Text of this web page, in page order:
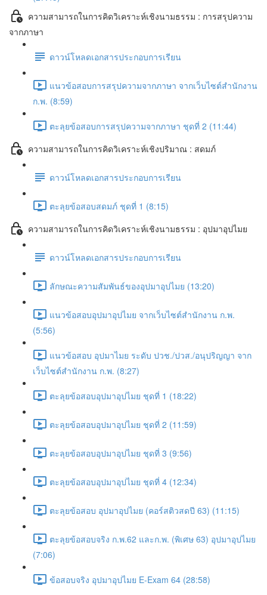
ความสามารถในการคิดวิเคราะห์เชิงนามธรรม : การสรุปความ
จากภาษา
ดาวน์โหลดเอกสารประกอบการเรียน
แนวข้อสอบการสรุปความจากภาษา จากเว็บไซต์สำนักงาน
ก.พ. (8:59)
ตะลุยข้อสอบการสรุปความจากภาษา ชุดที่ 2 (11:44)
ความสามารถในการคิดวิเคราะห์เชิงปริมาณ : สดมภ์
ดาวน์โหลดเอกสารประกอบการเรียน
ตะลุยข้อสอบสดมภ์ ชุดที่ 1 (8:15)
ความสามารถในการคิดวิเคราะห์เชิงนามธรรม : อุปมาอุปไมย
ดาวน์โหลดเอกสารประกอบการเรียน
ลักษณะความสัมพันธ์ของอุปมาอุปไมย (13:20)
แนวข้อสอบอุปมาอุปไมย จากเว็บไซต์สำนักงาน ก.พ.
(5:56)
แนวข้อสอบ อุปมาไมย ระดับ ปวช./ปวส./อนุปริญญา จาก
เว็บไซต์สำนักงาน ก.พ. (8:27)
ตะลุยข้อสอบอุปมาอุปไมย ชุดที่ 1 (18:22)
ตะลุยข้อสอบอุปมาอุปไมย ชุดที่ 2 (11:59)
ตะลุยข้อสอบอุปมาอุปไมย ชุดที่ 3 (9:56)
ตะลุยข้อสอบอุปมาอุปไมย ชุดที่ 4 (12:34)
ตะลุยข้อสอบ อุปมาอุปไมย (คอร์สติวสดปี 63) (11:15)
ตะลุยข้อสอบจริง ก.พ.62 และก.พ. (พิเศษ 63) อุปมาอุปไมย
(7:06)
ข้อสอบจริง อุปมาอุปไมย E-Exam 64 (28:58)